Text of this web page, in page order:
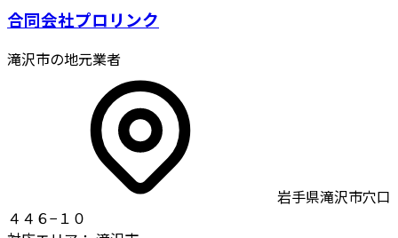
合同会社プロリンク
滝沢市の地元業者
岩手県滝沢市穴口
４４６−１０